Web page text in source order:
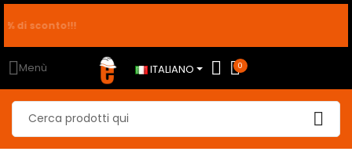
!!! per ordini da 200€ usa
Menù ITALIANO 0